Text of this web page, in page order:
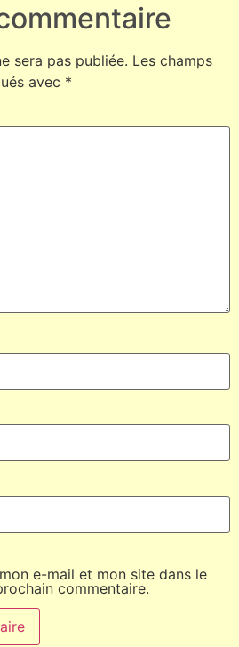
sera pas publiée. Les champs
avec *
e-mail et mon site dans le
commentaire.